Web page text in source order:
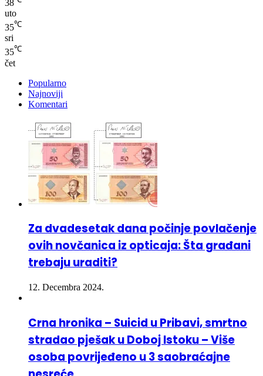
35 ℃
sri
35 ℃
čet
Komentari
Za dvadesetak dana počinje povlačenje
ovih novčanica iz opticaja: Šta građani
trebaju uraditi?
12. Decembra 2024.
stradao pješak u Doboj Istoku – Više
osoba povrijeđeno u 3 saobraćajne
nesreće